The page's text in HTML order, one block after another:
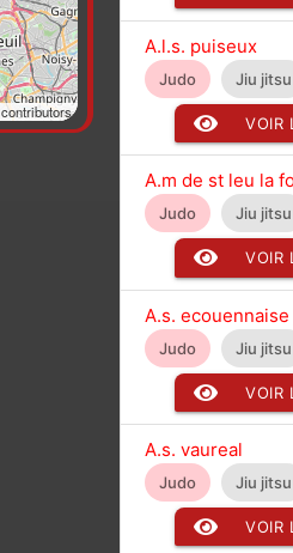
contributors
A.l.s. puiseux
Judo Jiu jitsu
VOIR
A.m de st leu la
Judo Jiu jitsu
VOIR
A.s.
Judo Jiu jitsu
VOIR
A.s. vaureal
Judo Jiu jitsu
VOIR